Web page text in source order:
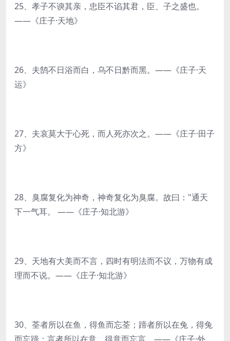
25、孝子不谀其亲，忠臣不谄其君，臣、子之盛也。
——《庄子·天地》
26、夫鹄不日浴而白，乌不日黔而黑。——《庄子·天
运》
27、夫哀莫大于心死，而人死亦次之。——《庄子·田子
方》
28、臭腐复化为神奇，神奇复化为臭腐。故曰："通天
下一气耳。 ——《庄子·知北游》
29、天地有大美而不言，四时有明法而不议，万物有成
理而不说。——《庄子·知北游》
30、荃者所以在鱼，得鱼而忘荃；蹄者所以在兔，得兔